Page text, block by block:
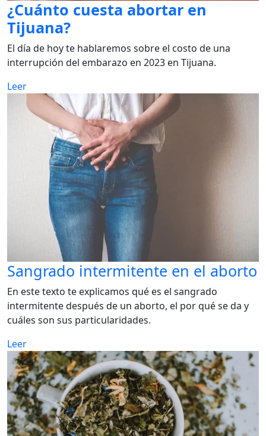
¿Cuánto cuesta abortar en
Tijuana?
El día de hoy te hablaremos sobre el costo de una
interrupción del embarazo en 2023 en Tijuana.
Leer
Sangrado intermitente en el aborto
En este texto te explicamos qué es el sangrado
intermitente después de un aborto, el por qué se da y
cuáles son sus particularidades.
Leer